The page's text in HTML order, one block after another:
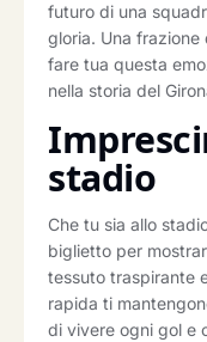
futuro di una
gloria. Una
fare tua questa
nella storia del
stadio
Che tu sia allo
biglietto per
tessuto traspirante
rapida ti
di vivere ogni gol e